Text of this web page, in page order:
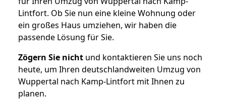
Lintfort. Ob Sie nun eine kleine Wohnung oder
ein großes Haus umziehen, wir haben die
passende Lösung für Sie.
Zögern Sie nicht und kontaktieren Sie uns noch
heute, um Ihren deutschlandweiten Umzug von
Wuppertal nach Kamp-Lintfort mit Ihnen zu
planen.